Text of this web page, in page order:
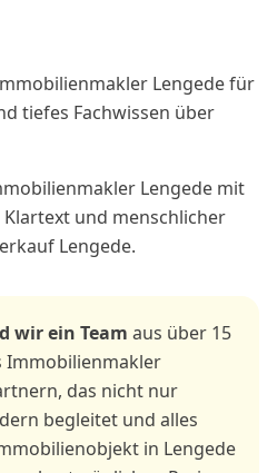
Lengede für
tiefes Fachwissen über
Lengede mit
und menschlicher
Lengede.
wir ein Team aus über 15
Immobilienmakler
das nicht nur
begleitet und alles
in Lengede